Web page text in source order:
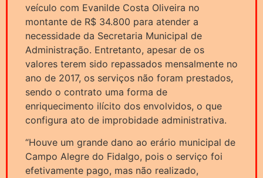
veículo com Evanilde Costa Oliveira no
montante de R$ 34.800 para atender a
necessidade da Secretaria Municipal de
Administração. Entretanto, apesar de os
valores terem sido repassados mensalmente no
ano de 2017, os serviços não foram prestados,
sendo o contrato uma forma de
enriquecimento ilícito dos envolvidos, o que
configura ato de improbidade administrativa.
“Houve um grande dano ao erário municipal de
Campo Alegre do Fidalgo, pois o serviço foi
efetivamente pago, mas não realizado,